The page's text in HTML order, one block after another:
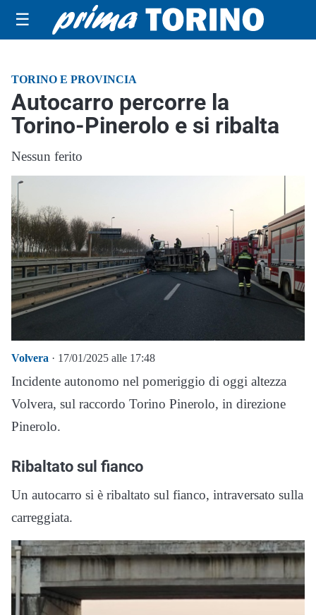
☰
TORINO E PROVINCIA
Autocarro percorre la
Torino-Pinerolo e si ribalta
Nessun ferito
Volvera · 17/01/2025 alle 17:48
Incidente autonomo nel pomeriggio di oggi altezza
Volvera, sul raccordo Torino Pinerolo, in direzione
Pinerolo.
Ribaltato sul fianco
Un autocarro si è ribaltato sul fianco, intraversato sulla
carreggiata.